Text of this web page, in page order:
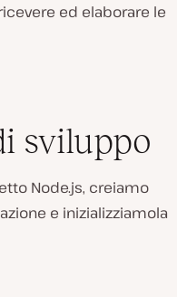
ed elaborare le
sviluppo
Node.js, creiamo
e inizializziamola